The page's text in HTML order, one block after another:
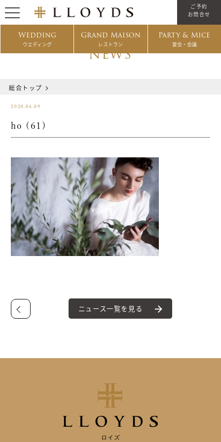
Wedding
ウエディング
Grand Maison
レストラン
Party & Mice
宴会・会議
ご予約
お問合せ
NEWS
総合トップ
2020.06.09
ho (61)
ニュース一覧を見る
ロイズ